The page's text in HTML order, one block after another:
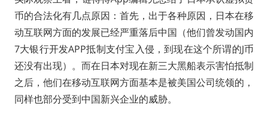
币的合法化有几点原因：首先，出于各种原因，日本在移
动互联网方面的发展已经严重落后中国（他们曾发动国内
7大银行开发APP抵制支付宝入侵，到现在这个所谓的J币
还没有出现）。而在日本对现在新三大黑船表示害怕抵制
之后，他们在移动互联网方面基本是被美国公司统领的，
同样也部分受到中国新兴企业的威胁。